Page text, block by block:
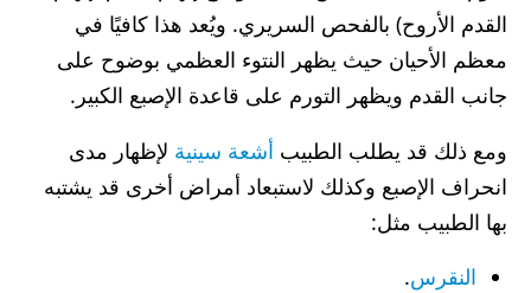
القدم الأروح) بالفحص السريري. ويُعد هذا كافيًا في
معظم الأحيان حيث يظهر النتوء العظمي بوضوح على
جانب القدم ويظهر التورم على قاعدة الإصبع الكبير.
ومع ذلك قد يطلب الطبيب أشعة سينية لإظهار مدى
انحراف الإصبع وكذلك لاستبعاد أمراض أخرى قد يشتبه
بها الطبيب مثل:
النقرس.